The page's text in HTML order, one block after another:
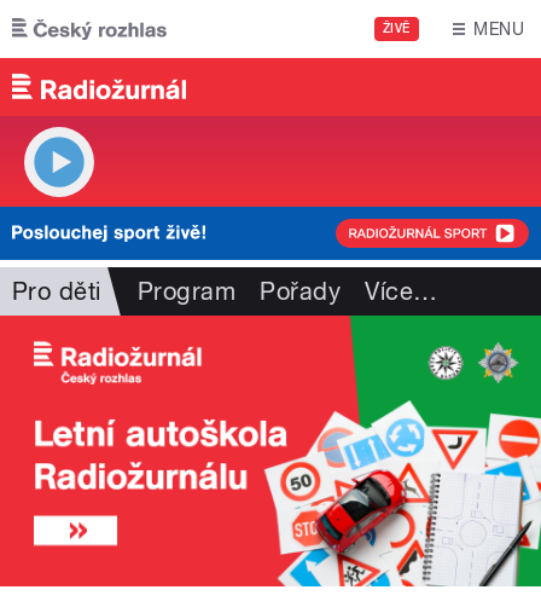
Přejít k hlavnímu obsahu
ŽIVĚ MENU
Pro děti Program Pořady Více…